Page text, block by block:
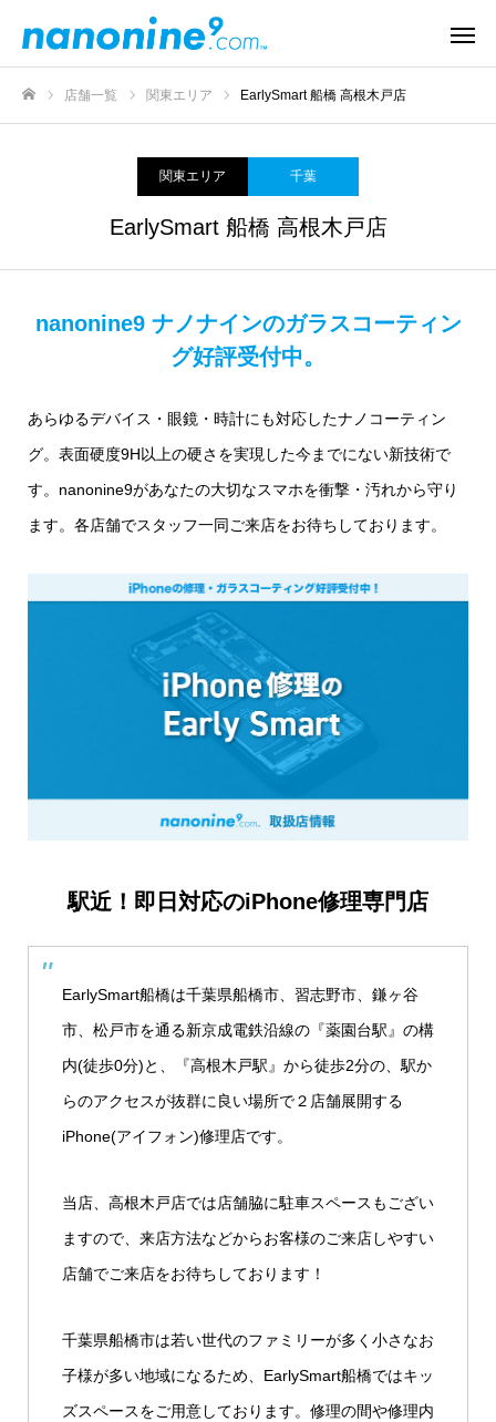
店舗一覧 関東エリア EarlySmart 船橋 高根木戸店
関東エリア 千葉
EarlySmart 船橋 高根木戸店
nanonine9 ナノナインのガラスコーティン
グ好評受付中。
あらゆるデバイス・眼鏡・時計にも対応したナノコーティン
グ。表面硬度9H以上の硬さを実現した今までにない新技術で
す。nanonine9があなたの大切なスマホを衝撃・汚れから守り
ます。各店舗でスタッフ一同ご来店をお待ちしております。
駅近！即日対応のiPhone修理専門店
EarlySmart船橋は千葉県船橋市、習志野市、鎌ヶ谷
市、松戸市を通る新京成電鉄沿線の『薬園台駅』の構
内(徒歩0分)と、『高根木戸駅』から徒歩2分の、駅か
らのアクセスが抜群に良い場所で２店舗展開する
iPhone(アイフォン)修理店です。
当店、高根木戸店では店舗脇に駐車スペースもござい
ますので、来店方法などからお客様のご来店しやすい
店舗でご来店をお待ちしております！
千葉県船橋市は若い世代のファミリーが多く小さなお
子様が多い地域になるため、EarlySmart船橋ではキッ
ズスペースをご用意しております。修理の間や修理内